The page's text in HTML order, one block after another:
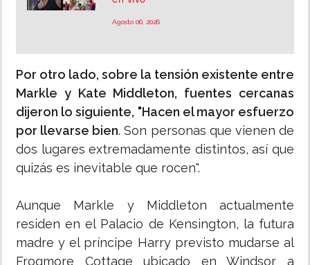
Agosto 06, 2026
Por otro lado, sobre la tensión existente entre
Markle y Kate Middleton, fuentes cercanas
dijeron lo siguiente, "Hacen el mayor esfuerzo
por llevarse bien. Son personas que vienen de
dos lugares extremadamente distintos, así que
quizás es inevitable que rocen".
Aunque Markle y Middleton actualmente
residen en el Palacio de Kensington, la futura
madre y el príncipe Harry previsto mudarse al
Frogmore Cottage ubicado en Windsor a